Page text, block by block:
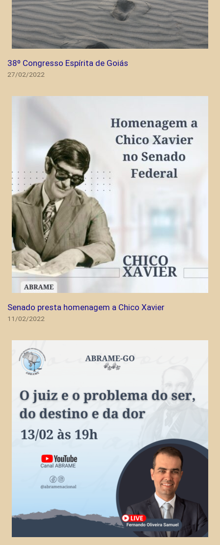
38º Congresso Espírita de Goiás
27/02/2022
Senado presta homenagem a Chico Xavier
11/02/2022